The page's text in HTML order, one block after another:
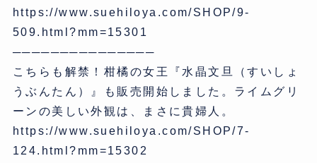
https://www.suehiloya.com/SHOP/9-
509.html?mm=15301
───────────────
こちらも解禁！柑橘の女王『水晶文旦（すいしょ
うぶんたん）』も販売開始しました。ライムグリ
ーンの美しい外観は、まさに貴婦人。
https://www.suehiloya.com/SHOP/7-
124.html?mm=15302